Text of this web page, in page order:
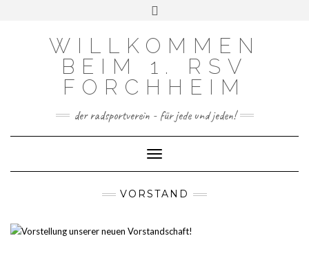
FACEBOOK
INSTAGRAM
WILLKOMMEN
BEIM 1. RSV
FORCHHEIM
der radsportverein - für jede und jeden!
Toggle Navigation
VORSTAND